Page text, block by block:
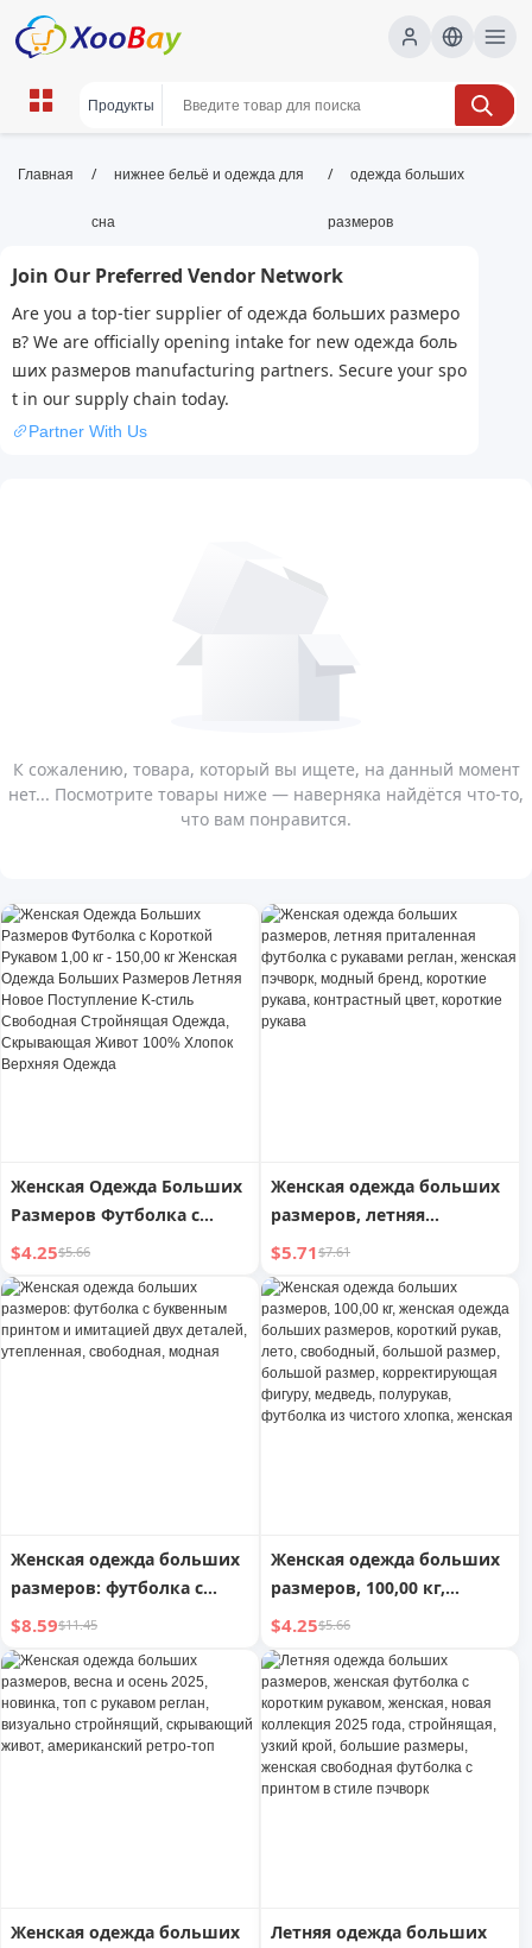
одежда больших размеров |
XOOBAY B2B/B2C Marketplace
больших размеров, wholesale одежда
больших размеров, XOOBAY
Интернет-магазин одежды больших размеров: стиль,
комфорт и широкий выбор моделей для женщин и
мужчин.
Главная / нижнее бельё и одежда для
сна
/ одежда больших
размеров
Join Our Preferred Vendor Network
Are you a top-tier supplier of одежда больших размеро
в? We are officially opening intake for new одежда боль
ших размеров manufacturing partners. Secure your spo
t in our supply chain today.
Partner With Us
К сожалению, товара, который вы ищете, на данный момент
нет... Посмотрите товары ниже — наверняка найдётся что-то,
что вам понравится.
Женская Одежда Больших
Размеров Футболка с
Короткой Рукавом 1,00 кг -
150,00 кг Женская Одежда
Больших Размеров Летняя
Новое Поступление K-
стиль Свободная
$4.25$5.66
Женская одежда больших
размеров, летняя
приталенная футболка с
рукавами реглан, женская
пэчворк, модный бренд,
короткие рукава,
контрастный цвет,
короткие рукава
$5.71$7.61
Женская одежда больших
размеров: футболка с
буквенным принтом и
имитацией двух деталей,
утепленная, свободная,
модная
$8.59$11.45
Женская одежда больших
размеров, 100,00 кг,
женская одежда больших
размеров, короткий
рукав, лето, свободный,
большой размер,
большой размер,
корректирующая фигуру,
медведь, полурукав,
$4.25$5.66
Женская одежда больших
Летняя одежда больших